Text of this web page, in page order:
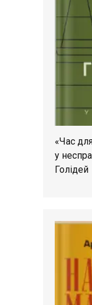
«Час
у
Голідей